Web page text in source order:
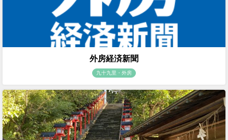
外房経済新聞
九十九里・外房